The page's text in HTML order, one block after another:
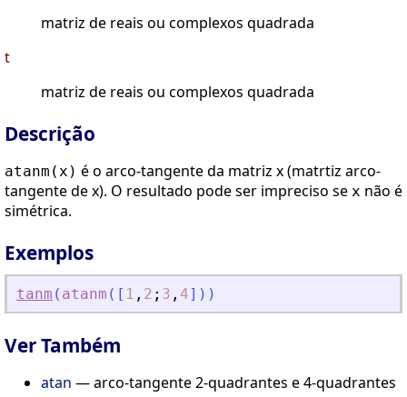
matriz de reais ou complexos quadrada
t
matriz de reais ou complexos quadrada
Descrição
atanm(x) é o arco-tangente da matriz x (matrtiz arco-
tangente de x). O resultado pode ser impreciso se x não é
simétrica.
Exemplos
tanm ( atanm ( [ 1 , 2 ; 3 , 4] ) )
Ver Também
atan — arco-tangente 2-quadrantes e 4-quadrantes